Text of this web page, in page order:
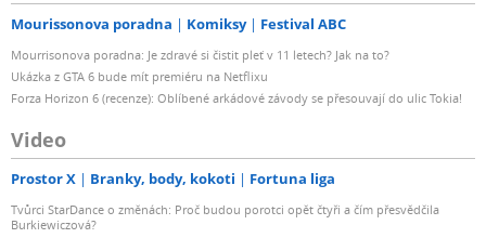
Mourissonova poradna Komiksy Festival ABC
Mourrisonova poradna: Je zdravé si čistit pleť v 11 letech? Jak na to?
Ukázka z GTA 6 bude mít premiéru na Netflixu
Forza Horizon 6 (recenze): Oblíbené arkádové závody se přesouvají do ulic Tokia!
Video
Prostor X Branky, body, kokoti Fortuna liga
Tvůrci StarDance o změnách: Proč budou porotci opět čtyři a čím přesvědčila
Burkiewiczová?